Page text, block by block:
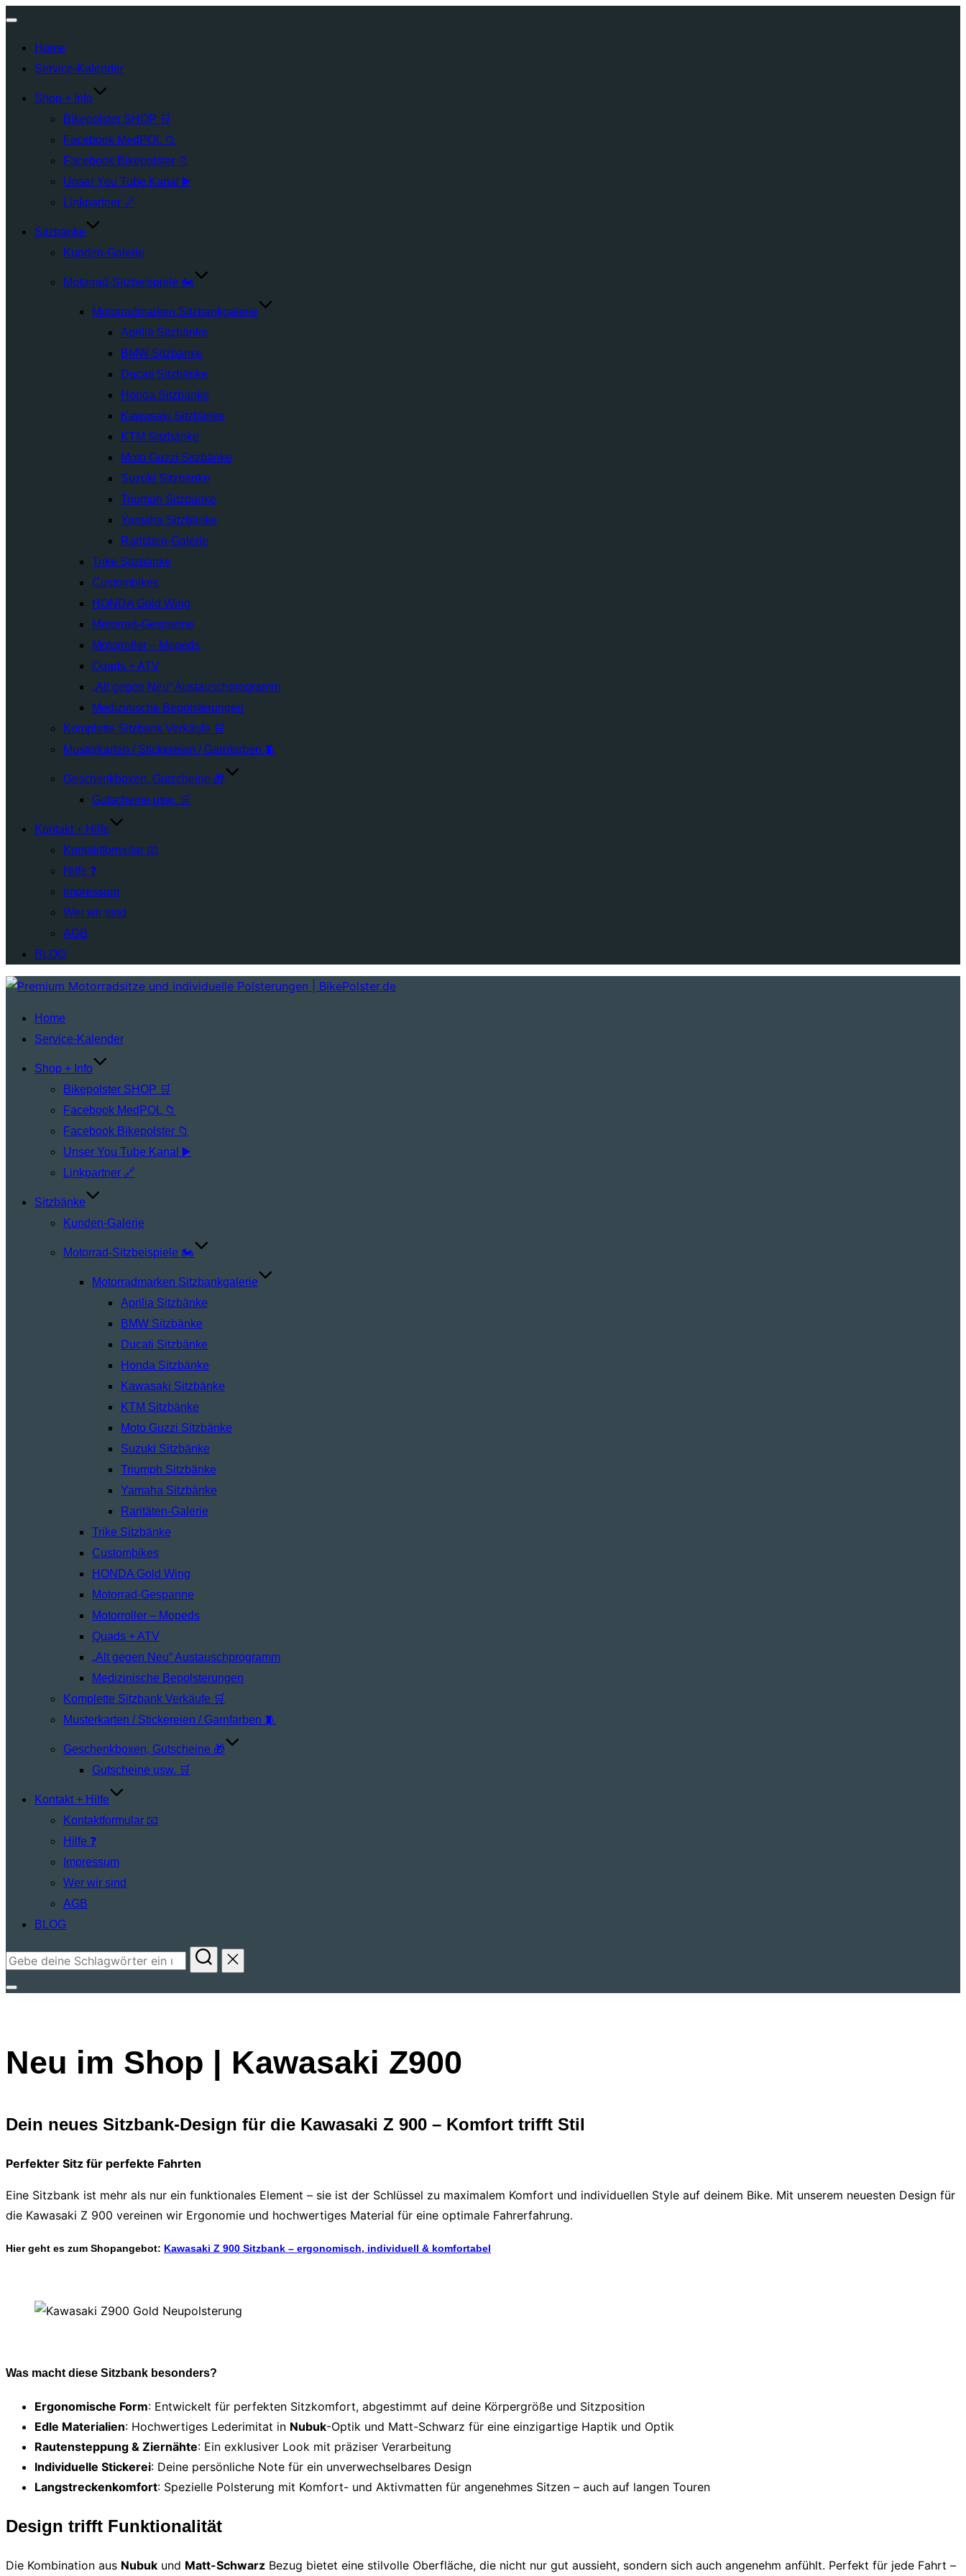
umschalten
Home
Service‑Kalender
Shop + Info
Bikepolster SHOP 🛒
Facebook MedPOL 📁
Facebook Bikepolster 📁
Unser You Tube Kanal ▶️
Linkpartner 🔗
Sitzbänke
Kunden-Galerie
Motorrad-Sitzbeispiele 🏍️
Motorradmarken Sitzbankgalerie
Aprilia Sitzbänke
BMW Sitzbänke
Ducati Sitzbänke
Honda Sitzbänke
Kawasaki Sitzbänke
KTM Sitzbänke
Moto Guzzi Sitzbänke
Suzuki Sitzbänke
Triumph Sitzbänke
Yamaha Sitzbänke
Raritäten-Galerie
Trike Sitzbänke
Custombikes
HONDA Gold Wing
Motorrad-Gespanne
Motorroller – Mopeds
Quads + ATV
„Alt gegen Neu“ Austauschprogramm
Medizinische Bepolsterungen
Komplette Sitzbank Verkäufe 🛒
Musterkarten / Stickereien / Garnfarben 🧵
Geschenkboxen, Gutscheine 🎁
Gutscheine usw. 🛒
Kontakt + Hilfe
Kontaktformular 📧
Hilfe ❓
Impressum
Wer wir sind
AGB
BLOG
Zum
springen
Home
Service‑Kalender
Shop + Info
Bikepolster SHOP 🛒
Facebook MedPOL 📁
Facebook Bikepolster 📁
Unser You Tube Kanal ▶️
Linkpartner 🔗
Sitzbänke
Kunden-Galerie
Motorrad-Sitzbeispiele 🏍️
Motorradmarken Sitzbankgalerie
Aprilia Sitzbänke
BMW Sitzbänke
Ducati Sitzbänke
Honda Sitzbänke
Kawasaki Sitzbänke
KTM Sitzbänke
Moto Guzzi Sitzbänke
Suzuki Sitzbänke
Triumph Sitzbänke
Yamaha Sitzbänke
Raritäten-Galerie
Trike Sitzbänke
Custombikes
HONDA Gold Wing
Motorrad-Gespanne
Motorroller – Mopeds
Quads + ATV
„Alt gegen Neu“ Austauschprogramm
Medizinische Bepolsterungen
Komplette Sitzbank Verkäufe 🛒
Musterkarten / Stickereien / Garnfarben 🧵
Geschenkboxen, Gutscheine 🎁
Gutscheine usw. 🛒
Kontakt + Hilfe
Kontaktformular 📧
Hilfe ❓
Impressum
Wer wir sind
AGB
BLOG
Suchen
Seitenleiste
umschalten
Neu im Shop | Kawasaki Z900
Dein neues Sitzbank-Design für die Kawasaki Z 900 – Komfort trifft Stil
Perfekter Sitz für perfekte Fahrten
Eine Sitzbank ist mehr als nur ein funktionales Element – sie ist der Schlüssel zu maximalem Komfort und individuellen Style auf deinem Bike. Mit unserem neuesten Design für
die Kawasaki Z 900 vereinen wir Ergonomie und hochwertiges Material für eine optimale Fahrerfahrung.
Hier geht es zum Shopangebot: Kawasaki Z 900 Sitzbank – ergonomisch, individuell & komfortabel
Was macht diese Sitzbank besonders?
Ergonomische Form: Entwickelt für perfekten Sitzkomfort, abgestimmt auf deine Körpergröße und Sitzposition
Edle Materialien: Hochwertiges Lederimitat in Nubuk-Optik und Matt-Schwarz für eine einzigartige Haptik und Optik
Rautensteppung & Ziernähte: Ein exklusiver Look mit präziser Verarbeitung
Individuelle Stickerei: Deine persönliche Note für ein unverwechselbares Design
Langstreckenkomfort: Spezielle Polsterung mit Komfort- und Aktivmatten für angenehmes Sitzen – auch auf langen Touren
Design trifft Funktionalität
Die Kombination aus Nubuk und Matt-Schwarz Bezug bietet eine stilvolle Oberfläche, die nicht nur gut aussieht, sondern sich auch angenehm anfühlt. Perfekt für jede Fahrt –